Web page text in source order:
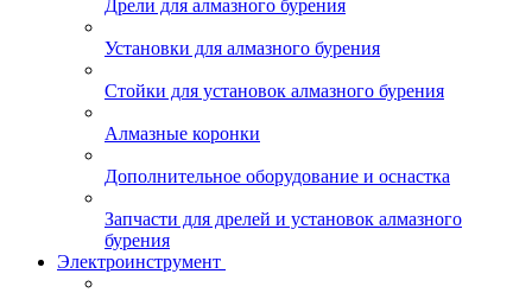
Дрели для алмазного бурения
Установки для алмазного бурения
Стойки для установок алмазного бурения
Алмазные коронки
Дополнительное оборудование и оснастка
Запчасти для дрелей и установок алмазного
бурения
Электроинструмент